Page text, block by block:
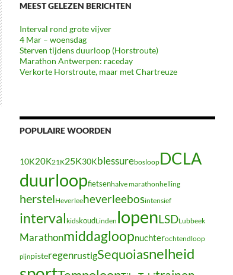
MEEST GELEZEN BERICHTEN
Interval rond grote vijver
4 Mar – woensdag
Sterven tijdens duurloop (Horstroute)
Marathon Antwerpen: raceday
Verkorte Horstroute, maar met Chartreuze
POPULAIRE WOORDEN
10K20K21K25K30KblessurebosloopDCLA
duurloopfietsenhalve marathonhelling
herstelHeverleeheverleebosintensief
interval kidskoudLinden lopenLSDLubbeek
Marathonmiddagloopnuchterochtendloop
pijnpisteregenrustigSequoiasnelheid